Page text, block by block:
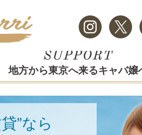
地方から東京へ来るキャバ嬢
”なら